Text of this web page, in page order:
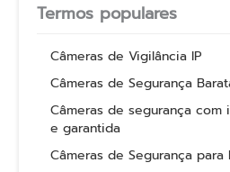
Termos populares
Câmeras de Vigilância IP
Câmeras de Segurança
Câmeras de segurança com
e garantida
Câmeras de Segurança para